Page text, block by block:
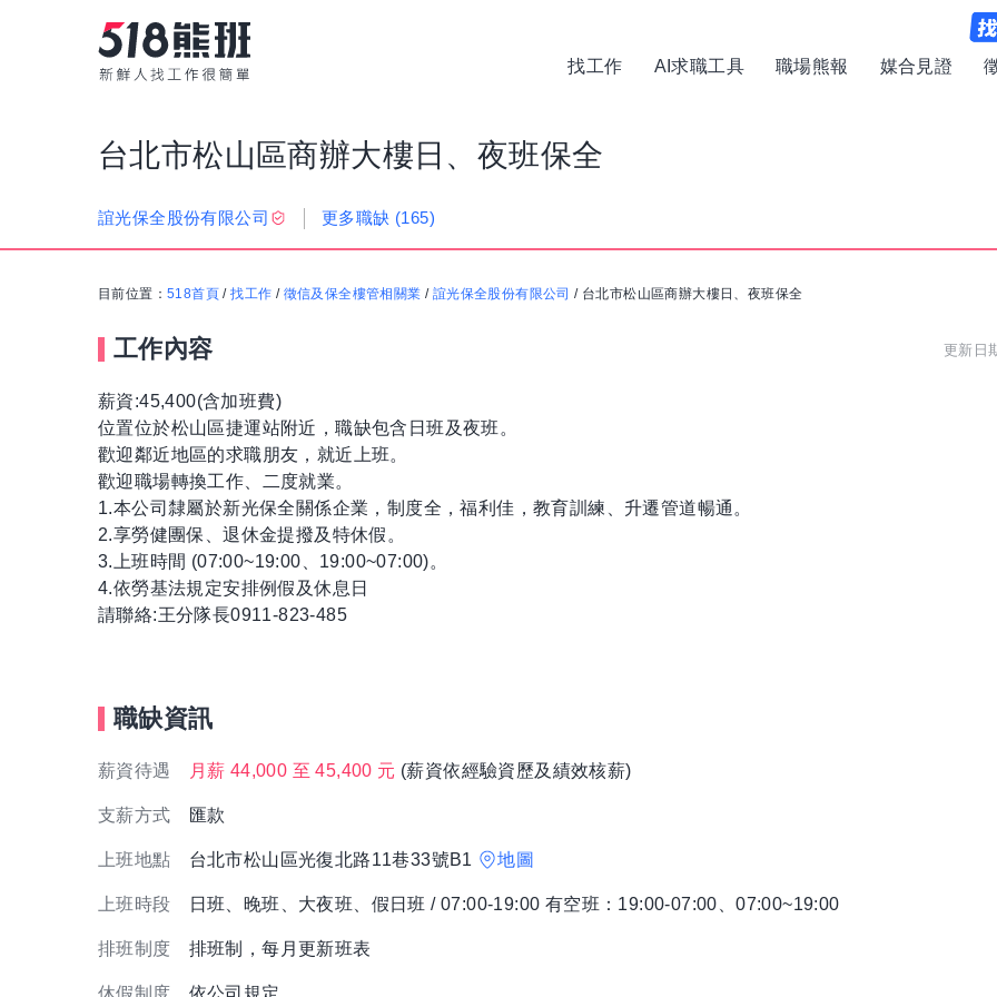
找工作 AI求職工具 職場熊報 媒合見證
台北市松山區商辦大樓日、夜班保全
誼光保全股份有限公司 更多職缺 (165)
目前位置： 518首頁 /找工作 / 徵信及保全樓管相關業 / 誼光保全股份有限公司 / 台北市松山區商辦大樓日、夜班保全
工作內容 更新日
薪資:45,400(含加班費)
位置位於松山區捷運站附近，職缺包含日班及夜班。
歡迎鄰近地區的求職朋友，就近上班。
歡迎職場轉換工作、二度就業。
1.本公司隸屬於新光保全關係企業，制度全，福利佳，教育訓練、升遷管道暢通。
2.享勞健團保、退休金提撥及特休假。
3.上班時間 (07:00~19:00、19:00~07:00)。
4.依勞基法規定安排例假及休息日
請聯絡:王分隊長0911-823-485
職缺資訊
薪資待遇 月薪 44,000 至 45,400 元 (薪資依經驗資歷及績效核薪)
支薪方式 匯款
上班地點 台北市松山區光復北路11巷33號B1 地圖
上班時段 日班、晚班、大夜班、假日班 / 07:00-19:00 有空班：19:00-07:00、07:00~19:00
排班制度 排班制，每月更新班表